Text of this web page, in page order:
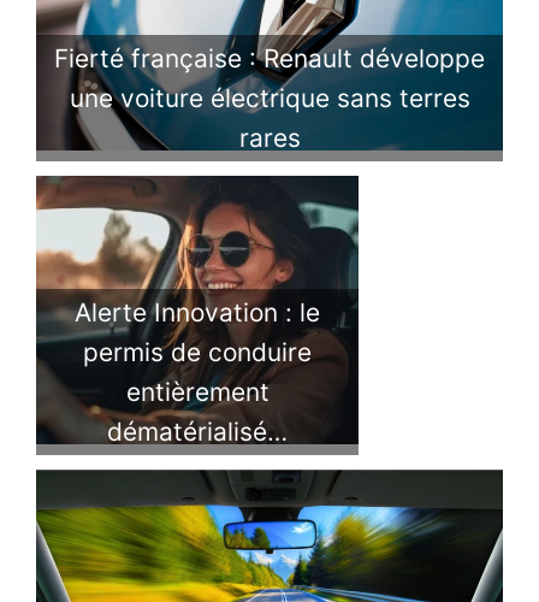
Fierté française : Renault développe
une voiture électrique sans terres
rares
Alerte Innovation : le
permis de conduire
entièrement
dématérialisé…